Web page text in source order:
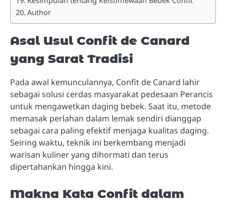
Author
Asal Usul Confit de Canard
yang Sarat Tradisi
Pada awal kemunculannya, Confit de Canard lahir
sebagai solusi cerdas masyarakat pedesaan Perancis
untuk mengawetkan daging bebek. Saat itu, metode
memasak perlahan dalam lemak sendiri dianggap
sebagai cara paling efektif menjaga kualitas daging.
Seiring waktu, teknik ini berkembang menjadi
warisan kuliner yang dihormati dan terus
dipertahankan hingga kini.
Makna Kata Confit dalam